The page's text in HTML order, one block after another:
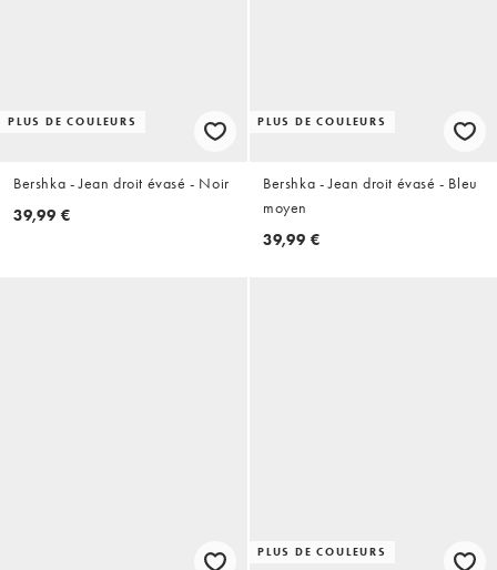
PLUS DE COULEURS
Bershka - Jean droit évasé - Noir
39,99 €
PLUS DE COULEURS
Bershka - Jean droit évasé - Bleu
moyen
39,99 €
PLUS DE COULEURS